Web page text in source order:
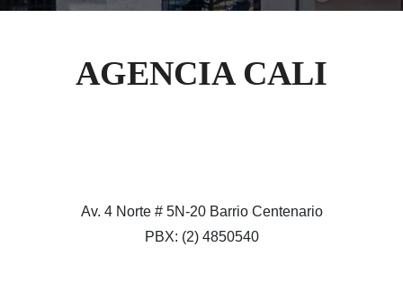
AGENCIA CALI
Av. 4 Norte # 5N-20 Barrio Centenario
PBX: (2) 4850540